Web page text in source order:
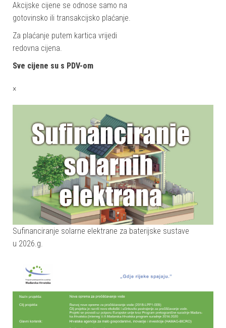
Akcijske cijene se odnose samo na
gotovinsko ili transakcijsko plaćanje.
Za plaćanje putem kartica vrijedi
redovna cijena.
Sve cijene su s PDV-om
×
Sufinanciranje solarne elektrane za baterijske sustave
u 2026.g.